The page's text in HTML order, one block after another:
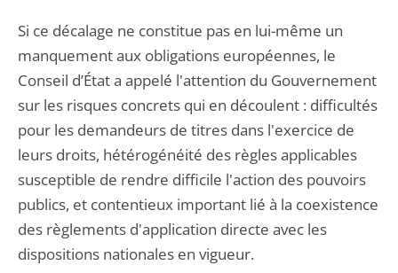
Si ce décalage ne constitue pas en lui-même un
manquement aux obligations européennes, le
Conseil d’État a appelé l'attention du Gouvernement
sur les risques concrets qui en découlent : difficultés
pour les demandeurs de titres dans l'exercice de
leurs droits, hétérogénéité des règles applicables
susceptible de rendre difficile l'action des pouvoirs
publics, et contentieux important lié à la coexistence
des règlements d'application directe avec les
dispositions nationales en vigueur.